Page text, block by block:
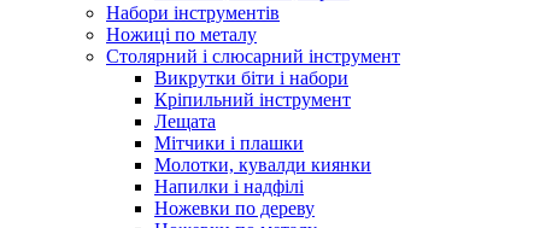
Набори інструментів
Ножиці по металу
Столярний і слюсарний інструмент
Викрутки біти і набори
Кріпильний інструмент
Лещата
Мітчики і плашки
Молотки, кувалди киянки
Напилки і надфілі
Ножевки по дереву